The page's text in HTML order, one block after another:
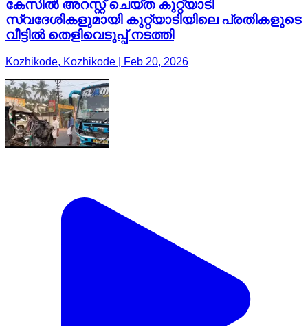
കേസിൽ അറസ്റ്റ് ചെയ്ത കുറ്റ്യാടി
സ്വദേശികളുമായി കുറ്റ്യാടിയിലെ പ്രതികളുടെ
വീട്ടിൽ തെളിവെടുപ്പ് നടത്തി
Kozhikode, Kozhikode | Feb 20, 2026